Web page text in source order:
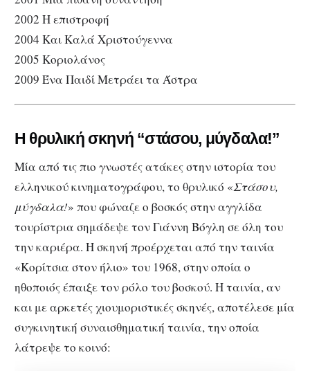
2002 Η επιστροφή
2004 Και Καλά Χριστούγεννα
2005 Κοριολάνος
2009 Ένα Παιδί Μετράει τα Άστρα
Η θρυλική σκηνή “στάσου, μύγδαλα!”
Μία από τις πιο γνωστές ατάκες στην ιστορία του
ελληνικού κινηματογράφου, το θρυλικό «Στάσου,
μύγδαλα!» που φώναζε ο βοσκός στην αγγλίδα
τουρίστρια σημάδεψε τον Γιάννη Βόγλη σε όλη του
την καριέρα. Η σκηνή προέρχεται από την ταινία
«Κορίτσια στον ήλιο» του 1968, στην οποία ο
ηθοποιός έπαιξε τον ρόλο του βοσκού. Η ταινία, αν
και με αρκετές χιουμοριστικές σκηνές, αποτέλεσε μία
συγκινητική συναισθηματική ταινία, την οποία
λάτρεψε το κοινό: